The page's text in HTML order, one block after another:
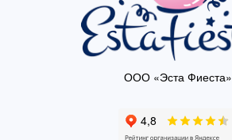
ООО «Эста Фиеста»